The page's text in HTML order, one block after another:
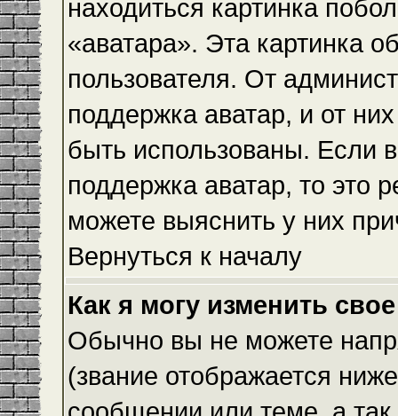
находиться картинка
«аватара». Эта картинка
пользователя. От
поддержка аватар, и от
быть использованы. Если
поддержка аватар, то это
можете выяснить у них
Вернуться к началу
Как я могу изменить
Обычно вы не можете
(звание отображается